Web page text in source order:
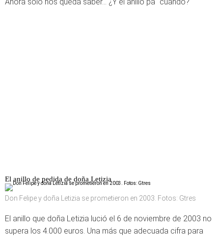
El anillo de pedida de doña Letizia
Don Felipe y doña Letizia se prometieron en 2003. Fotos: Gtres
El anillo que doña Letizia lució el 6 de noviembre de 2003 no
supera los 4.000 euros. Una más que adecuada cifra para